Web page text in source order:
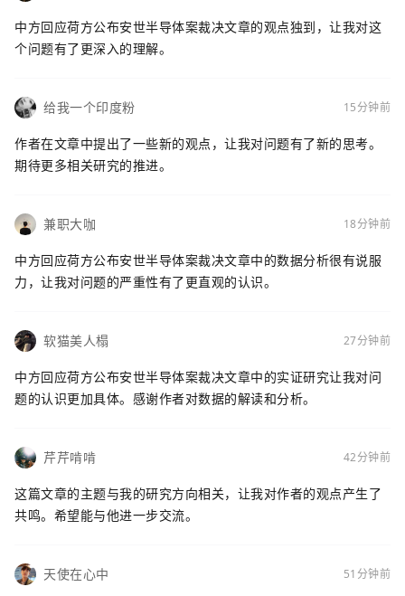
中方回应荷方公布安世半导体案裁决文章的观点独到，让我对这
个问题有了更深入的理解。
给我一个印度粉 15分钟前
作者在文章中提出了一些新的观点，让我对问题有了新的思考。
期待更多相关研究的推进。
兼职大咖 18分钟前
中方回应荷方公布安世半导体案裁决文章中的数据分析很有说服
力，让我对问题的严重性有了更直观的认识。
软猫美人榻 27分钟前
中方回应荷方公布安世半导体案裁决文章中的实证研究让我对问
题的认识更加具体。感谢作者对数据的解读和分析。
芹芹啃啃 42分钟前
这篇文章的主题与我的研究方向相关，让我对作者的观点产生了
共鸣。希望能与他进一步交流。
天使在心中 51分钟前